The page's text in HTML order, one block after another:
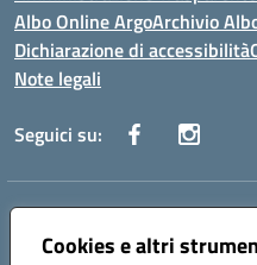
Cookies e altri
Albo Online ArgoArchivio
Dichiarazione di accessibilità
Note legali
Seguici su:
Indirizzo:
Centralino:0823 742191 Email: